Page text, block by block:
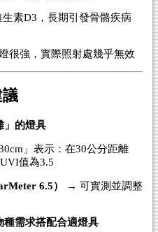
素D3，長期引發骨骼疾病
很強，實際照射處幾乎無效
」的燈具
」表示：在30公分距離
值為3.5
6.5）
→ 可實測並調整
種需求搭配合適燈具